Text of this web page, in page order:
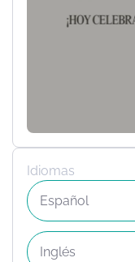
Idiomas
Español
Inglés